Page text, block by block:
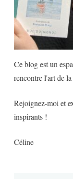
Ce blog est un
rencontre l'art de
Rejoignez-moi et
inspirants !
Céline